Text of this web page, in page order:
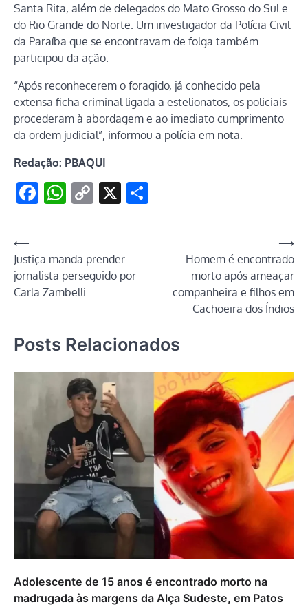
Santa Rita, além de delegados do Mato Grosso do Sul e
do Rio Grande do Norte. Um investigador da Polícia Civil
da Paraíba que se encontravam de folga também
participou da ação.
“Após reconhecerem o foragido, já conhecido pela
extensa ficha criminal ligada a estelionatos, os policiais
procederam à abordagem e ao imediato cumprimento
da ordem judicial”, informou a polícia em nota.
Redação: PBAQUI
Facebook
WhatsApp
Copy
X
Navegação
de
Post
⟵
Justiça manda prender
jornalista perseguido por
Carla Zambelli
Homem é encontrado
morto após ameaçar
companheira e filhos em
Cachoeira dos Índios
⟶
Posts Relacionados
Adolescente de 15 anos é encontrado morto na
madrugada às margens da Alça Sudeste, em Patos